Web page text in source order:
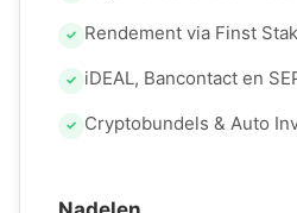
✓ Rendement via Finst
✓ iDEAL, Bancontact en
✓ Cryptobundels & Auto